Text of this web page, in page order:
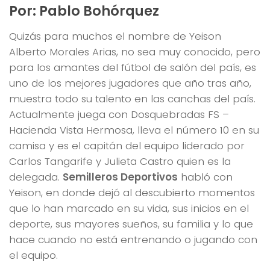
Por: Pablo Bohórquez
Quizás para muchos el nombre de Yeison
Alberto Morales Arias, no sea muy conocido, pero
para los amantes del fútbol de salón del país, es
uno de los mejores jugadores que año tras año,
muestra todo su talento en las canchas del país.
Actualmente juega con Dosquebradas FS –
Hacienda Vista Hermosa, lleva el número 10 en su
camisa y es el capitán del equipo liderado por
Carlos Tangarife y Julieta Castro quien es la
delegada. Semilleros Deportivos habló con
Yeison, en donde dejó al descubierto momentos
que lo han marcado en su vida, sus inicios en el
deporte, sus mayores sueños, su familia y lo que
hace cuando no está entrenando o jugando con
el equipo.